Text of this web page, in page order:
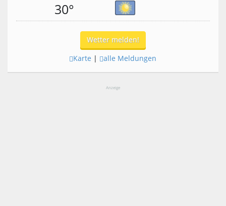
30°
Wetter melden!
Karte | alle Meldungen
Anzeige